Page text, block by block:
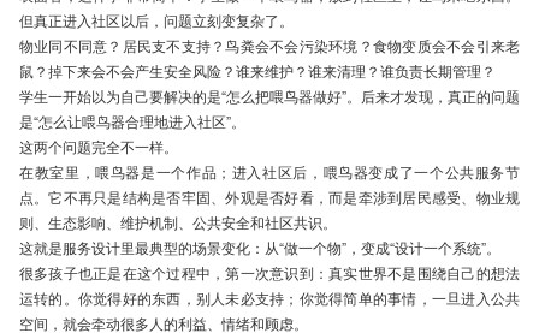
但真正进入社区以后，问题立刻变复杂了。
物业同不同意？居民支不支持？鸟粪会不会污染环境？食物变质会不会引来老
鼠？掉下来会不会产生安全风险？谁来维护？谁来清理？谁负责长期管理？
学生一开始以为自己要解决的是“怎么把喂鸟器做好”。后来才发现，真正的问题
是“怎么让喂鸟器合理地进入社区”。
这两个问题完全不一样。
在教室里，喂鸟器是一个作品；进入社区后，喂鸟器变成了一个公共服务节
点。它不再只是结构是否牢固、外观是否好看，而是牵涉到居民感受、物业规
则、生态影响、维护机制、公共安全和社区共识。
这就是服务设计里最典型的场景变化：从“做一个物”，变成“设计一个系统”。
很多孩子也正是在这个过程中，第一次意识到：真实世界不是围绕自己的想法
运转的。你觉得好的东西，别人未必支持；你觉得简单的事情，一旦进入公共
空间，就会牵动很多人的利益、情绪和顾虑。